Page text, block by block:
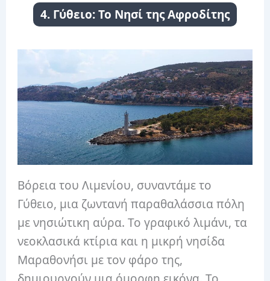
4. Γύθειο: Το Νησί της Αφροδίτης
Βόρεια του Λιμενίου, συναντάμε το
Γύθειο, μια ζωντανή παραθαλάσσια πόλη
με νησιώτικη αύρα. Το γραφικό λιμάνι, τα
νεοκλασικά κτίρια και η μικρή νησίδα
Μαραθονήσι με τον φάρο της,